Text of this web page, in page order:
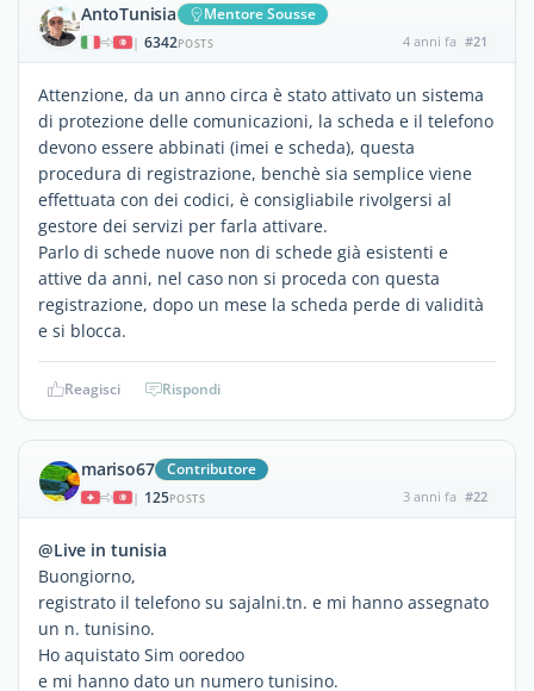
AntoTunisia Mentore Sousse
| 6342POSTS 4 anni fa #21
Attenzione, da un anno circa è stato attivato un sistema
di protezione delle comunicazioni, la scheda e il telefono
devono essere abbinati (imei e scheda), questa
procedura di registrazione, benchè sia semplice viene
effettuata con dei codici, è consigliabile rivolgersi al
gestore dei servizi per farla attivare.
Parlo di schede nuove non di schede già esistenti e
attive da anni, nel caso non si proceda con questa
registrazione, dopo un mese la scheda perde di validità
e si blocca.
Reagisci Rispondi
mariso67 Contributore
| 125POSTS 3 anni fa #22
@Live in tunisia
Buongiorno,
registrato il telefono su sajalni.tn. e mi hanno assegnato
un n. tunisino.
Ho aquistato Sim ooredoo
e mi hanno dato un numero tunisino.